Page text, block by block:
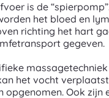
is de
het bloed en
richting het hart
gegeven.
het vocht
Ook